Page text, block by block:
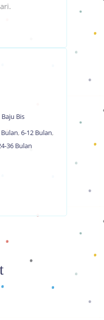
Baju Bis
, 6-12 Bulan,
36 Bulan